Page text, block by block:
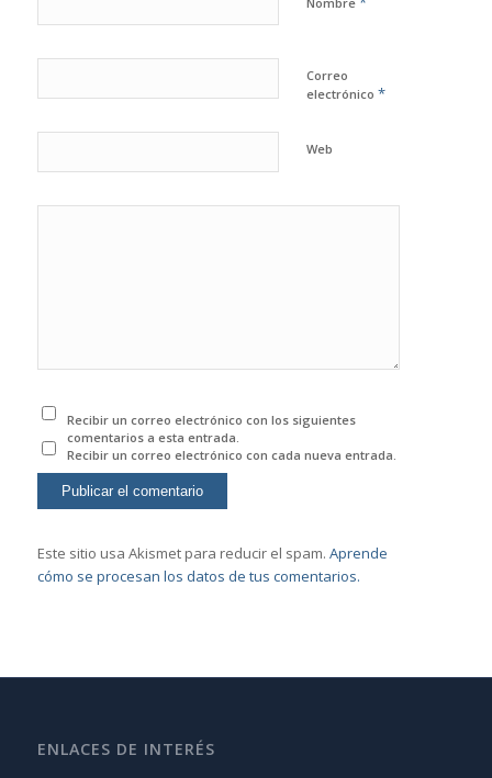
Correo
electrónico *
Web
Recibir un correo electrónico con los siguientes
comentarios a esta entrada.
Recibir un correo electrónico con cada nueva entrada.
Este sitio usa Akismet para reducir el spam. Aprende
cómo se procesan los datos de tus comentarios.
ENLACES DE INTERÉS